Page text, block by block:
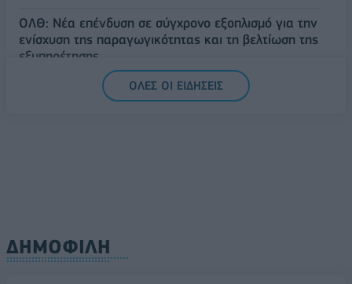
ΟΛΘ: Νέα επένδυση σε σύγχρονο εξοπλισμό για την
ενίσχυση της παραγωγικότητας και τη βελτίωση της
εξυπηρέτησης
ΟΛΕΣ ΟΙ ΕΙΔΗΣΕΙΣ
ΔΗΜΟΦΙΛΗ